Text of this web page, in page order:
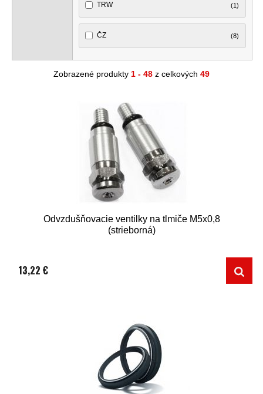
TRW (1)
ČZ (8)
Zobrazené produkty 1 - 48 z celkových 49
Odvzdušňovacie ventilky na tlmiče M5x0,8
(strieborná)
13,22 €